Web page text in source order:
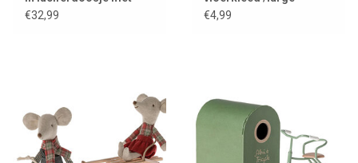
beddengoed
€32,99
€4,99